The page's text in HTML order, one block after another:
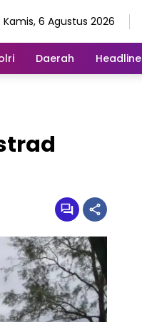
Kamis, 6 Agustus 2026
Daerah Headline